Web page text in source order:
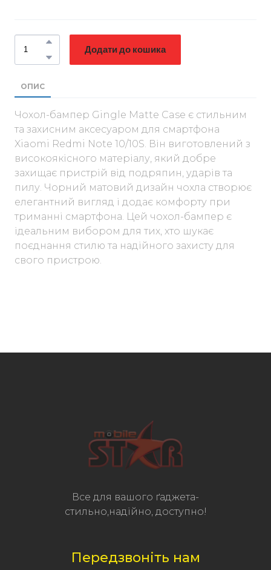
Додати до кошика
ОПИС
Чохол-бампер Gingle Matte Case є стильним
та захисним аксесуаром для смартфона
Xiaomi Redmi Note 10/10S. Він виготовлений з
високоякісного матеріалу, який добре
захищає пристрій від подряпин, ударів та
пилу. Чорний матовий дизайн чохла створює
елегантний вигляд і додає комфорту при
триманні смартфона. Цей чохол-бампер є
ідеальним вибором для тих, хто шукає
поєднання стилю та надійного захисту для
свого пристрою.
Все для вашого ґаджета-
стильно,надійно, доступно!
Передзвоніть нам